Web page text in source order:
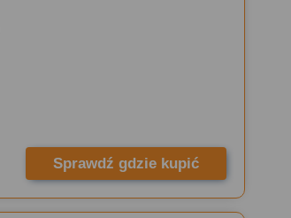
Sprawdź gdzie kupić